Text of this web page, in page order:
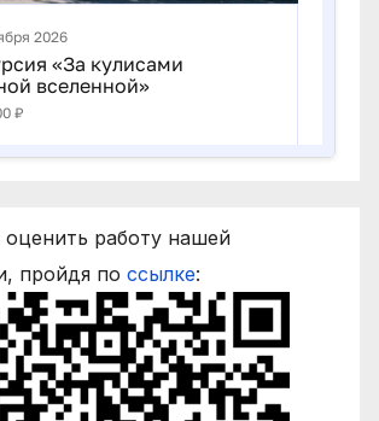
работу нашей
пройдя по ссылке: